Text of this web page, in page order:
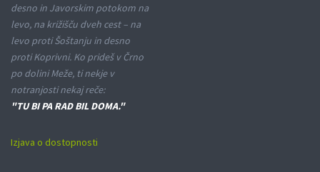
desno in Javorskim potokom na
levo, na križišču dveh cest – na
levo proti Šoštanju in desno
proti Koprivni. Ko prideš v Črno
po dolini Meže, ti nekje v
notranjosti nekaj reče:
"TU BI PA RAD BIL DOMA."
Izjava o dostopnosti